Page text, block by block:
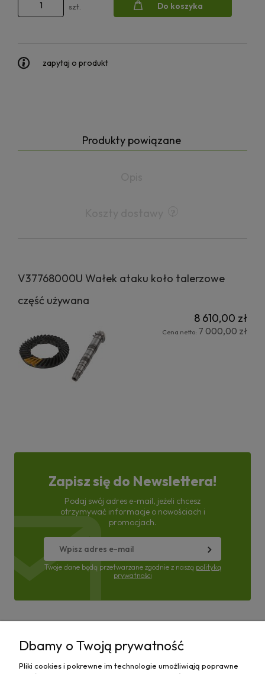
szt. Do koszyka
zapytaj o produkt
Produkty powiązane
V37768000U Wałek ataku koło talerzowe
część używana
8 610,00 zł
Cena netto: 7 000,00 zł
Zapisz się do Newslettera!
Podaj swój adres e-mail, jeżeli chcesz
otrzymywać informacje o nowościach i
promocjach.
Twoje dane będą przetwarzane zgodnie z naszą polityką
prywatności
Moje konto
Dbamy o Twoją prywatność
Pliki cookies i pokrewne im technologie umożliwiają poprawne